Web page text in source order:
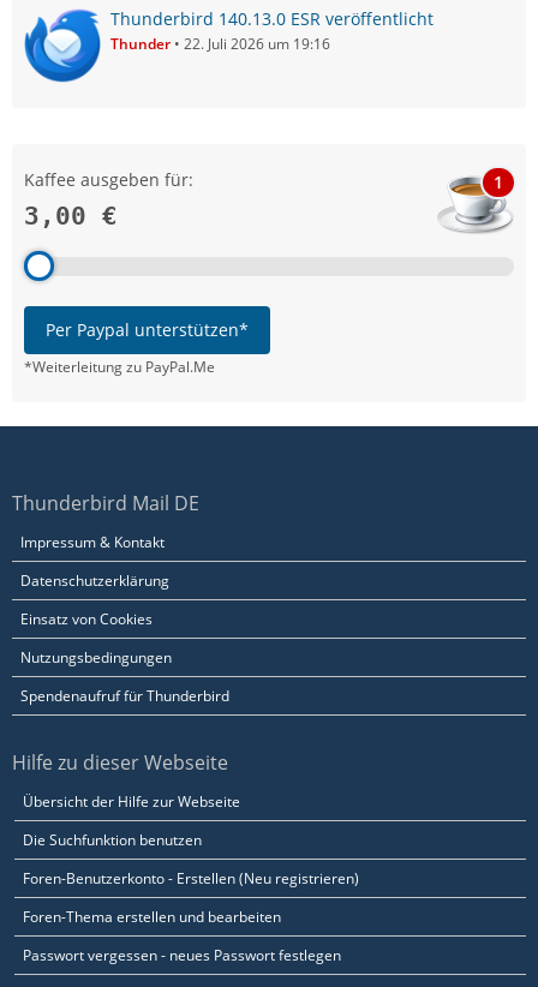
Thunderbird 140.13.0 ESR veröffentlicht
Thunder 22. Juli 2026 um 19:16
Kaffee ausgeben für:
3,00 €
1
Per Paypal unterstützen*
*Weiterleitung zu PayPal.Me
Thunderbird Mail DE
Impressum & Kontakt
Datenschutzerklärung
Einsatz von Cookies
Nutzungsbedingungen
Spendenaufruf für Thunderbird
Hilfe zu dieser Webseite
Übersicht der Hilfe zur Webseite
Die Suchfunktion benutzen
Foren-Benutzerkonto - Erstellen (Neu registrieren)
Foren-Thema erstellen und bearbeiten
Passwort vergessen - neues Passwort festlegen